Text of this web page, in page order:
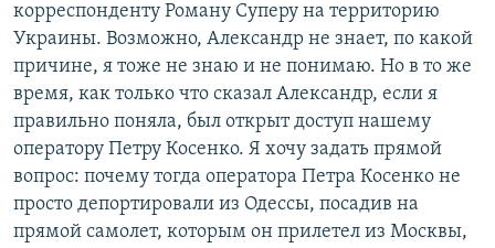
корреспонденту Роману Суперу на территорию
Украины. Возможно, Александр не знает, по какой
причине, я тоже не знаю и не понимаю. Но в то же
время, как только что сказал Александр, если я
правильно поняла, был открыт доступ нашему
оператору Петру Косенко. Я хочу задать прямой
вопрос: почему тогда оператора Петра Косенко не
просто депортировали из Одессы, посадив на
прямой самолет, которым он прилетел из Москвы,